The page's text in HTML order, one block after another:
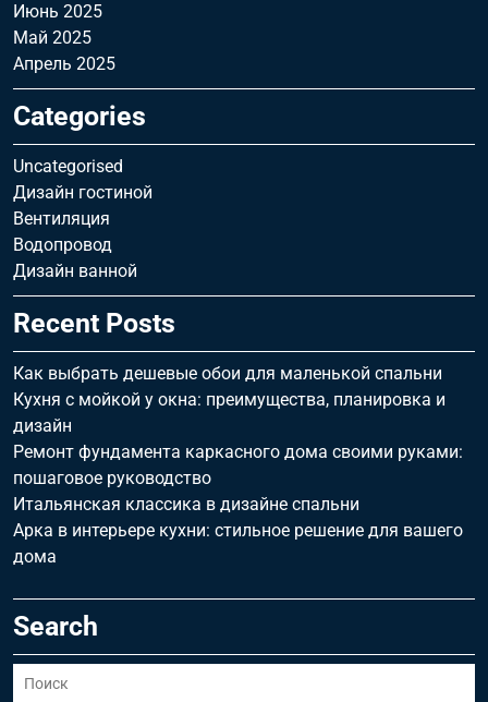
Июнь 2025
Май 2025
Апрель 2025
Categories
Uncategorised
Дизайн гостиной
Вентиляция
Водопровод
Дизайн ванной
Recent Posts
Как выбрать дешевые обои для маленькой спальни
Кухня с мойкой у окна: преимущества, планировка и
дизайн
Ремонт фундамента каркасного дома своими руками:
пошаговое руководство
Итальянская классика в дизайне спальни
Арка в интерьере кухни: стильное решение для вашего
дома
Search